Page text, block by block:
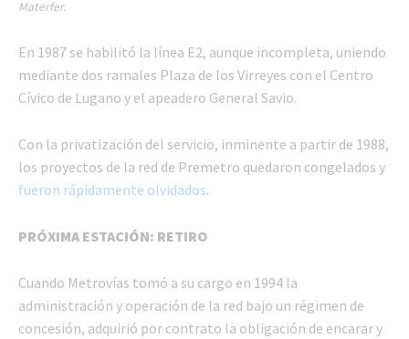
Materfer.
En 1987 se habilitó la línea E2, aunque incompleta, uniendo
mediante dos ramales Plaza de los Virreyes con el Centro
Cívico de Lugano y el apeadero General Savio.
Con la privatización del servicio, inminente a partir de 1988,
los proyectos de la red de Premetro quedaron congelados y
fueron rápidamente olvidados.
PRÓXIMA ESTACIÓN: RETIRO
Cuando Metrovías tomó a su cargo en 1994 la
administración y operación de la red bajo un régimen de
concesión, adquirió por contrato la obligación de encarar y